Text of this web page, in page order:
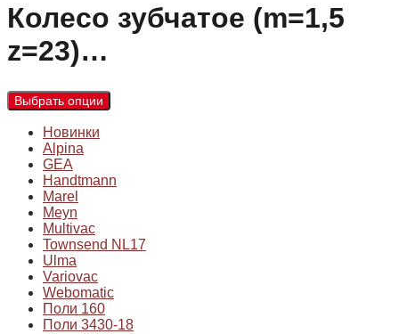
Колесо зубчатое (m=1,5
z=23)…
Выбрать опции
Новинки
Alpina
GEA
Handtmann
Marel
Meyn
Multivac
Townsend NL17
Ulma
Variovac
Webomatic
Поли 160
Поли 3430-18